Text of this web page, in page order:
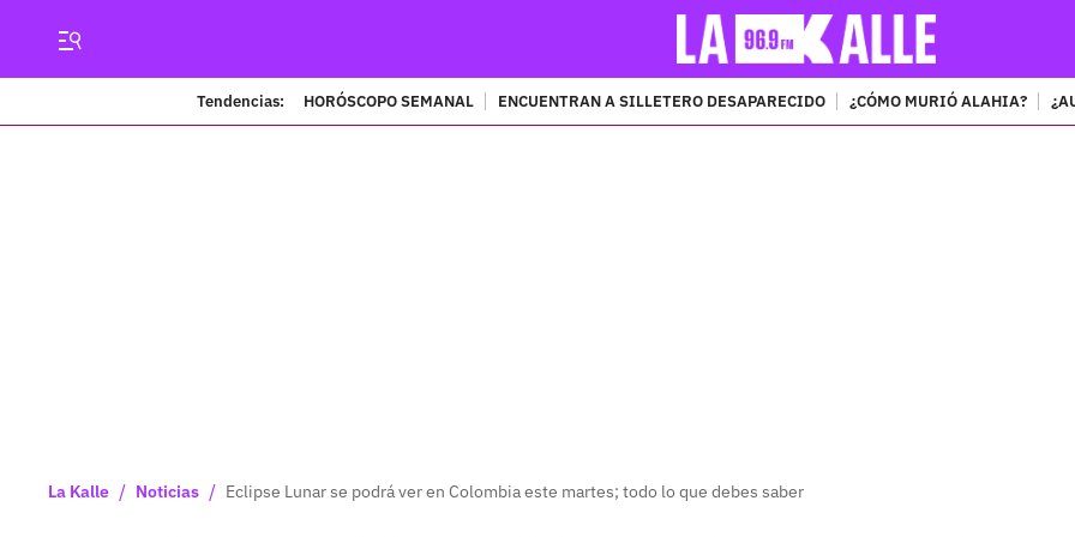
Tendencias: HORÓSCOPO SEMANAL ENCUENTRAN A SILLETERO DESAPARECIDO ¿CÓMO MURIÓ ALAHIA?
La Kalle / Noticias / Eclipse Lunar se podrá ver en Colombia este martes; todo lo que debes saber